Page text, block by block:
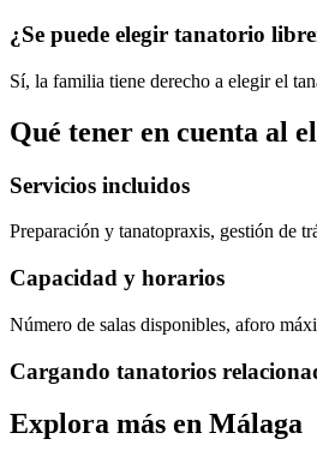
¿Se puede elegir tanatorio
Sí, la familia tiene derecho a elegir el
Qué tener en cuenta al
Servicios incluidos
Preparación y tanatopraxis, gestión de
Capacidad y horarios
Número de salas disponibles, aforo
Cargando tanatorios
Explora más en Málaga